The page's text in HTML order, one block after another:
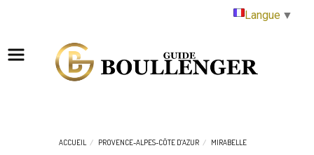
ACCUEIL PROVENCE-ALPES-CÔTE D'AZUR MIRABELLE
Langue ▼